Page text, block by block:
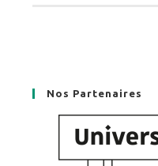
Nos Partenaires